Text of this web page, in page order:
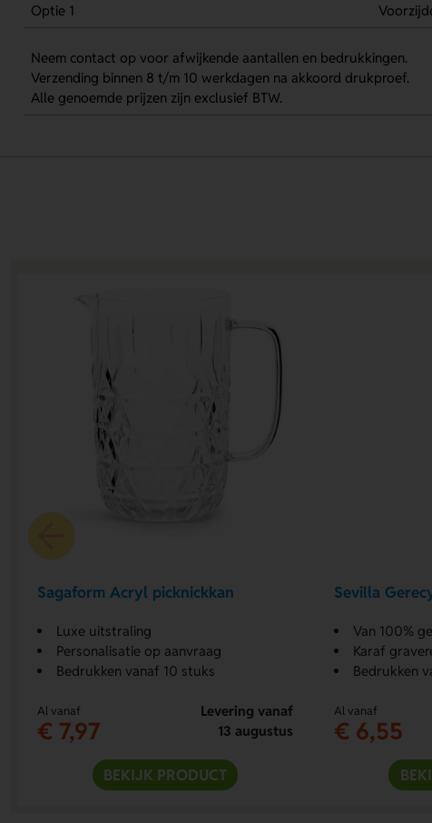
Optie 1
Neem contact op voor afwijkende aantallen en bedrukkingen.
Verzending binnen 8 t/m 10 werkdagen na akkoord drukproef.
Alle genoemde prijzen zijn exclusief BTW.
Sagaform Acryl picknickkan
Luxe uitstraling
Personalisatie op aanvraag
Bedrukken vanaf 10 stuks
Al vanaf
€ 7,97
Levering vanaf
13 augustus
BEKIJK PRODUCT
Sevilla
Van 100%
Karaf
Bedrukken
Al vanaf
€ 6,55